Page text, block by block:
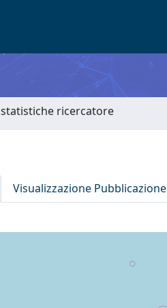
statistiche ricercatore
Visualizzazione Pubblicazione